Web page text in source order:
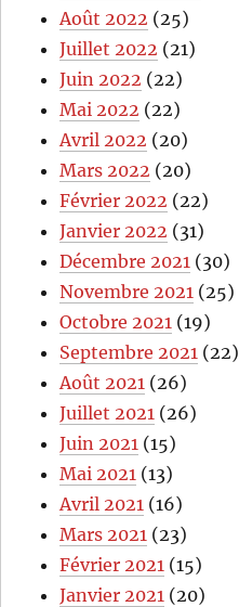
Août 2022 (25)
Juillet 2022 (21)
Juin 2022 (22)
Mai 2022 (22)
Avril 2022 (20)
Mars 2022 (20)
Février 2022 (22)
Janvier 2022 (31)
Décembre 2021 (30)
Novembre 2021 (25)
Octobre 2021 (19)
Septembre 2021 (22)
Août 2021 (26)
Juillet 2021 (26)
Juin 2021 (15)
Mai 2021 (13)
Avril 2021 (16)
Mars 2021 (23)
Février 2021 (15)
Janvier 2021 (20)